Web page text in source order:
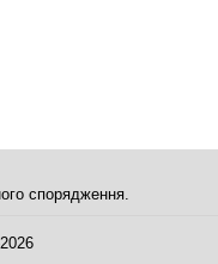
спорядження.